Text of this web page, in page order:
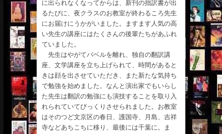
に出られなくなってからは、新刊の拙訳書が出
るたびに、夜クラスのお教室が終わるころ先生
にお届けにうかがいました。ますます人気の高
い先生の講座にはたくさんの後輩たちがあふれ
ていました。
先生はやがてバベルを離れ、独自の翻訳講
座、文学講座を立ち上げられて、時間があると
きは顔を出させていただき、また新たな気持ち
で勉強を始めました。なんと演出家でもいらし
た先生は翻訳の勉強にも演技することを取り入
れられていてびっくりさせられました。お教室
はそのつど文京区の春日、護国寺、月島、吉祥
寺などあちこちに移り、最後には千葉に。ま